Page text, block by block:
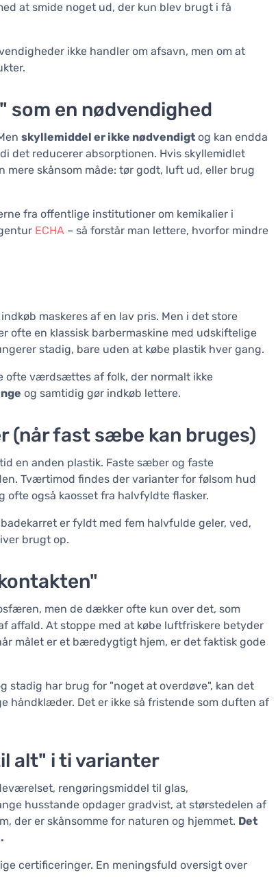
at smide noget ud, der kun blev brugt i få
ikke handler om afsavn, men om at
som en nødvendighed
skyllemiddel er ikke nødvendigt og kan endda
det reducerer absorptionen. Hvis skyllemidlet
mere skånsom måde: tør godt, luft ud, eller brug
fra offentlige institutioner om kemikalier i
ECHA – så forstår man lettere, hvorfor mindre
maskeres af en lav pris. Men i det store
ofte en klassisk barbermaskine med udskiftelige
stadig, bare uden at købe plastik hver gang.
ofte værdsættes af folk, der normalt ikke
og samtidig gør indkøb lettere.
(når fast sæbe kan bruges)
en anden plastik. Faste sæber og faste
Tværtimod findes der varianter for følsom hud
også kaosset fra halvfyldte flasker.
er fyldt med fem halvfulde geler, ved,
brugt op.
men de dækker ofte kun over det, som
affald. At stoppe med at købe luftfriskere betyder
målet er et bæredygtigt hjem, er det faktisk gode
stadig har brug for "noget at overdøve", kan det
håndklæder. Det er ikke så fristende som duften af
alt" i ti varianter
rengøringsmiddel til glas,
husstande opdager gradvist, at størstedelen af
der er skånsomme for naturen og hjemmet. Det
certificeringer. En meningsfuld oversigt over